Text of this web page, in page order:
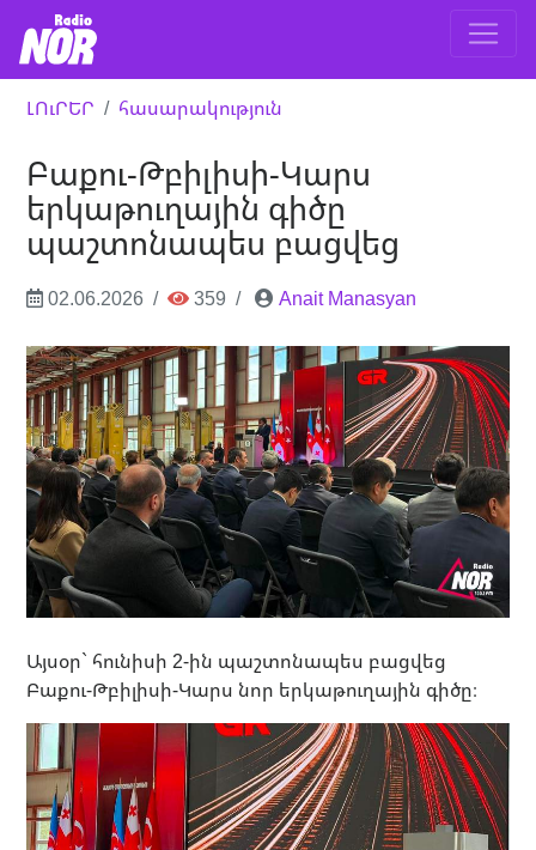
ԼՈւՐԵՐ հասարակություն
Բաքու-Թբիլիսի-Կարս
երկաթուղային գիծը
պաշտոնապես բացվեց
02.06.2026 359 Anait Manasyan
Այսօր` հունիսի 2-ին պաշտոնապես բացվեց
Բաքու-Թբիլիսի-Կարս նոր երկաթուղային գիծը։